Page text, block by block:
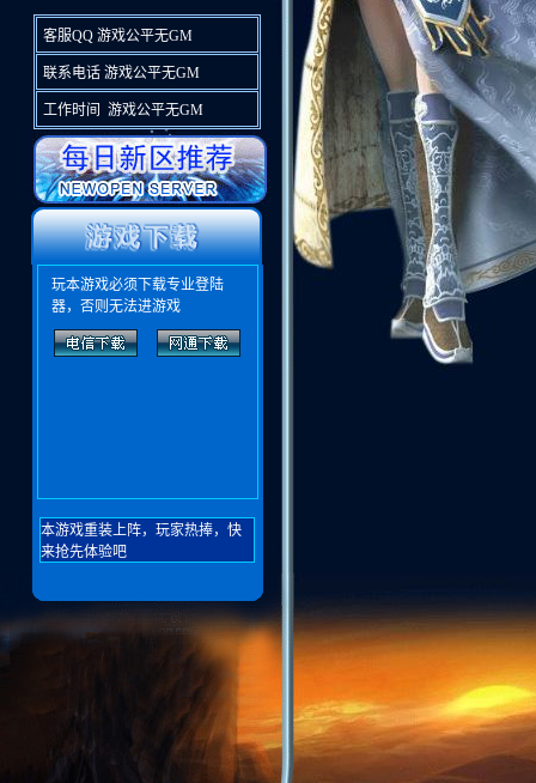
客服QQ 游戏公平无GM
联系电话 游戏公平无GM
工作时间 游戏公平无GM
玩本游戏必须下载专业登陆
器，否则无法进游戏
本游戏重装上阵，玩家热捧，快
来抢先体验吧